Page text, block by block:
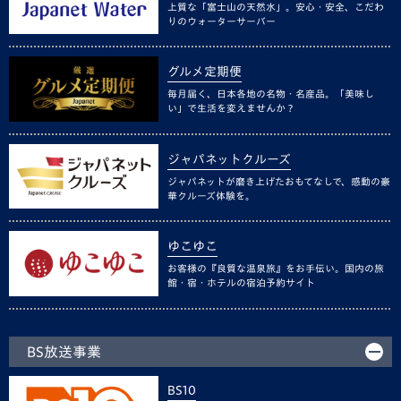
上質な「富士山の天然水」。安心・安全、こだわ
りのウォーターサーバー
グルメ定期便
毎月届く、日本各地の名物・名産品。「美味し
い」で生活を変えませんか？
ジャパネットクルーズ
ジャパネットが磨き上げたおもてなしで、感動の豪
華クルーズ体験を。
ゆこゆこ
お客様の『良質な温泉旅』をお手伝い。国内の旅
館・宿・ホテルの宿泊予約サイト
BS放送事業
BS10